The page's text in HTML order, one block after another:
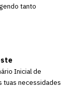
tanto
Inicial de
tuas necessidades